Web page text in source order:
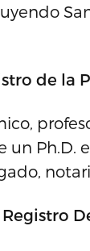
de la
Ph.D.